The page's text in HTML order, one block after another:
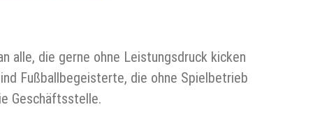
alle, die gerne ohne Leistungsdruck kicken
Fußballbegeisterte, die ohne Spielbetrieb
Geschäftsstelle.